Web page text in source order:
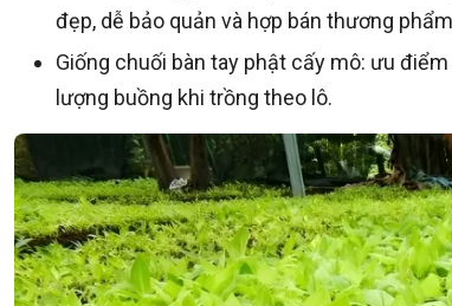
đẹp, dễ bảo quản và hợp bán thương
Giống chuối bàn tay phật cấy mô: ưu
lượng buồng khi trồng theo lô.